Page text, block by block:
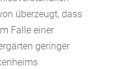
überzeugt, dass
Falle einer
geringer